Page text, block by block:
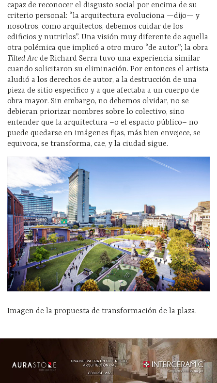
capaz de reconocer el disgusto social por encima de su
criterio personal: “la arquitectura evoluciona —dijo— y
nosotros, como arquitectos, debemos cuidar de los
edificios y nutrirlos”. Una visión muy diferente de aquella
otra polémica que implicó a otro muro “de autor”; la obra
Tilted Arc de Richard Serra tuvo una experiencia similar
cuando solicitaron su eliminación. Por entonces el artista
aludió a los derechos de autor, a la destrucción de una
pieza de sitio especifico y a que afectaba a un cuerpo de
obra mayor. Sin embargo, no debemos olvidar, no se
debieran priorizar nombres sobre lo colectivo, sino
entender que la arquitectura –o el espacio público– no
puede quedarse en imágenes fijas, más bien envejece, se
equivoca, se transforma, cae, y la ciudad sigue.
Imagen de la propuesta de transformación de la plaza.